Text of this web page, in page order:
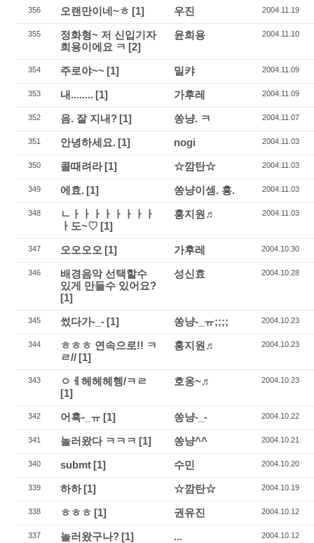
356 오랜만이네~ㅎ [1] 우진 2004.11.19
355
정화형~ 저 신입기자
희용이에요 ㅋ [2]
윤희용 2004.11.10
354 주로야~~ [1] 밀캬 2004.11.09
353 내........ [1] 가후레 2004.11.09
352 음. 잘 지내? [1] 쏭냥. ㅋ 2004.11.07
351 안녕하세요. [1] nogi 2004.11.03
350 콜때려라[1] ☆깜탄☆ 2004.11.03
349 에효. [1] 쏭냥이셈. 흥. 2004.11.03
348
ㄴㅏㅏㅏㅏㅏㅏㅏㅏ
ㅏ도~♡ [1]
홍지원♬ 2004.11.03
347 오오오오 [1] 가후레 2004.10.30
346
배경음악 선택할수
있게 만들수 있어요?
[1]
성신효 2004.10.28
345 썼다가-_- [1] 쏭냥-_ㅠ;;;; 2004.10.23
344
ㅎㅎㅎ 연속으로!! ㅋ
ㄹ// [1]
홍지원♬ 2004.10.23
343
ㅇㅔ헤헤헤헹/ㅋㄹ
[1]
호옹~♬ 2004.10.23
342 어흑-_ㅠ [1] 쏭냥-_- 2004.10.22
341 놀러왔다 ㅋㅋㅋ [1] 쏭냥^^ 2004.10.21
340 submt [1] 수민 2004.10.20
339 하하[1] ☆깜탄☆ 2004.10.19
338 ㅎㅎㅎ [1] 권유진 2004.10.12
337 놀러왔구나? [1] ... 2004.10.12